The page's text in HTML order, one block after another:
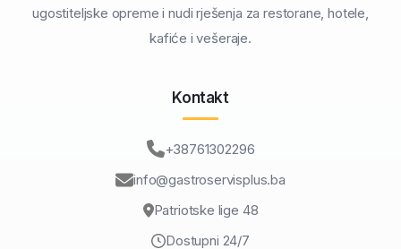
ugostiteljske opreme i nudi rješenja za restorane, hotele,
kafiće i vešeraje.
Kontakt
+38761302296
info@gastroservisplus.ba
Patriotske lige 48
Dostupni 24/7